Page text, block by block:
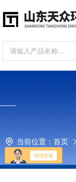
当前位置： 首页
光光度计